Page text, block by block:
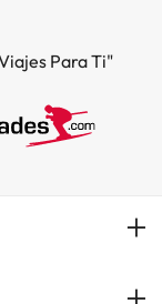
Para Ti"